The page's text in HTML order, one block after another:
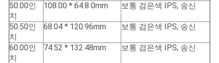
50.00인
치
108.00 * 64.8 0mm 보통 검은색 IPS, 송신
50.50인
치
68.04 * 120.96mm 보통 검은색 IPS, 송신
60.00인
치
74.52 * 132.48mm 보통 검은색 IPS, 송신